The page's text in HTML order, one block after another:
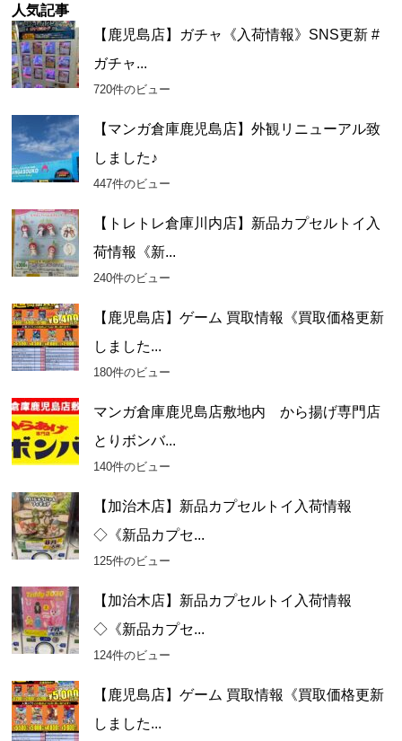
ー
カ
イ
ブ
人気記事
【鹿児島店】ガチャ《入荷情報》SNS更新 #
ガチャ...
720件のビュー
【マンガ倉庫鹿児島店】外観リニューアル致
しました♪
447件のビュー
【トレトレ倉庫川内店】新品カプセルトイ入
荷情報《新...
240件のビュー
【鹿児島店】ゲーム 買取情報《買取価格更新
しました...
180件のビュー
マンガ倉庫鹿児島店敷地内 から揚げ専門店
とりボンバ...
140件のビュー
【加治木店】新品カプセルトイ入荷情報
◇《新品カプセ...
125件のビュー
【加治木店】新品カプセルトイ入荷情報
◇《新品カプセ...
124件のビュー
【鹿児島店】ゲーム 買取情報《買取価格更新
しました...